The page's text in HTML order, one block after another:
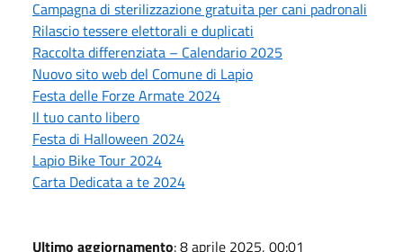
Campagna di sterilizzazione gratuita per cani padronali
Rilascio tessere elettorali e duplicati
Raccolta differenziata – Calendario 2025
Nuovo sito web del Comune di Lapio
Festa delle Forze Armate 2024
Il tuo canto libero
Festa di Halloween 2024
Lapio Bike Tour 2024
Carta Dedicata a te 2024
Ultimo aggiornamento: 8 aprile 2025, 00:01